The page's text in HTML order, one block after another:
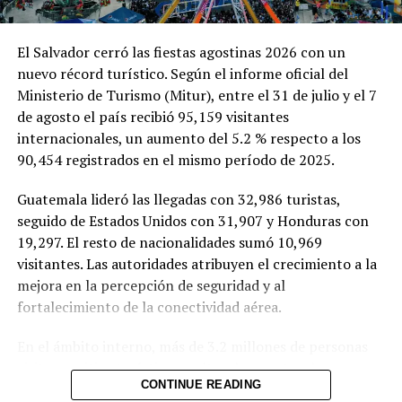
La Fundación Gloria Kriete y
PBS El Salvador clausuran la
tercera edición del Programa
de Mentorías
27 octubre, 2025
En «Empresarial»
PBS El Salvador lanza la
tercera edición del programa
de mentorías junto a la
Fundación Gloria de Kriete
17 julio, 2025
En «Empresarial»
Empresarios entregarán seis
premios especiales a
deportistas destacados
En «Nacionales -deportes»
El Salvador cerró las fiestas agostinas 2026 con un
nuevo récord turístico. Según el informe oficial del
Ministerio de Turismo (Mitur), entre el 31 de julio y el 7
de agosto el país recibió 95,159 visitantes
internacionales, un aumento del 5.2 % respecto a los
90,454 registrados en el mismo período de 2025.
Guatemala lideró las llegadas con 32,986 turistas,
seguido de Estados Unidos con 31,907 y Honduras con
19,297. El resto de nacionalidades sumó 10,969
visitantes. Las autoridades atribuyen el crecimiento a la
mejora en la percepción de seguridad y al
fortalecimiento de la conectividad aérea.
visitaron sitios turísticos, culturales y naturales, un
incremento del 13.8 % frente a los 2.8 millones del año
CONTINUE READING